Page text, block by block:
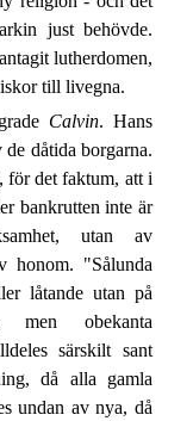
just behövde.
lutherdomen,
till livegna.
Calvin. Hans
de dåtida borgarna.
för det faktum, att i
bankrutten inte är
utan av
honom. "Sålunda
låtande utan på
men obekanta
särskilt sant
då alla gamla
undan av nya, då